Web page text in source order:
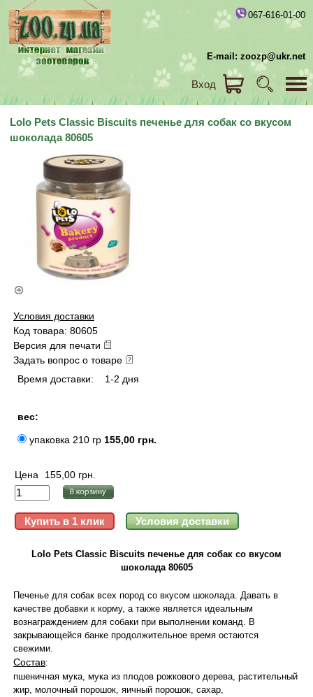
067-616-01-00
E-mail: zoozp@ukr.net
Вход
Lolo Pets Classic Biscuits печенье для собак со вкусом
шоколада 80605
Условия доставки
Код товара: 80605
Версия для печати
Задать вопрос о товаре
Время доставки:
1-2 дня
вес:
упаковка 210 гр 155,00 грн.
Цена 155,00 грн.
Lolo Pets Classic Biscuits печенье для собак со вкусом
шоколада 80605
Печенье для собак всех пород со вкусом шоколада. Давать в
качестве добавки к корму, а также является идеальным
вознаграждением для собаки при выполнении команд. В
закрывающейся банке продолжительное время остаются
свежими.
Состав:
пшеничная мука, мука из плодов рожкового дерева, растительный
жир, молочный порошок, яичный порошок, сахар,